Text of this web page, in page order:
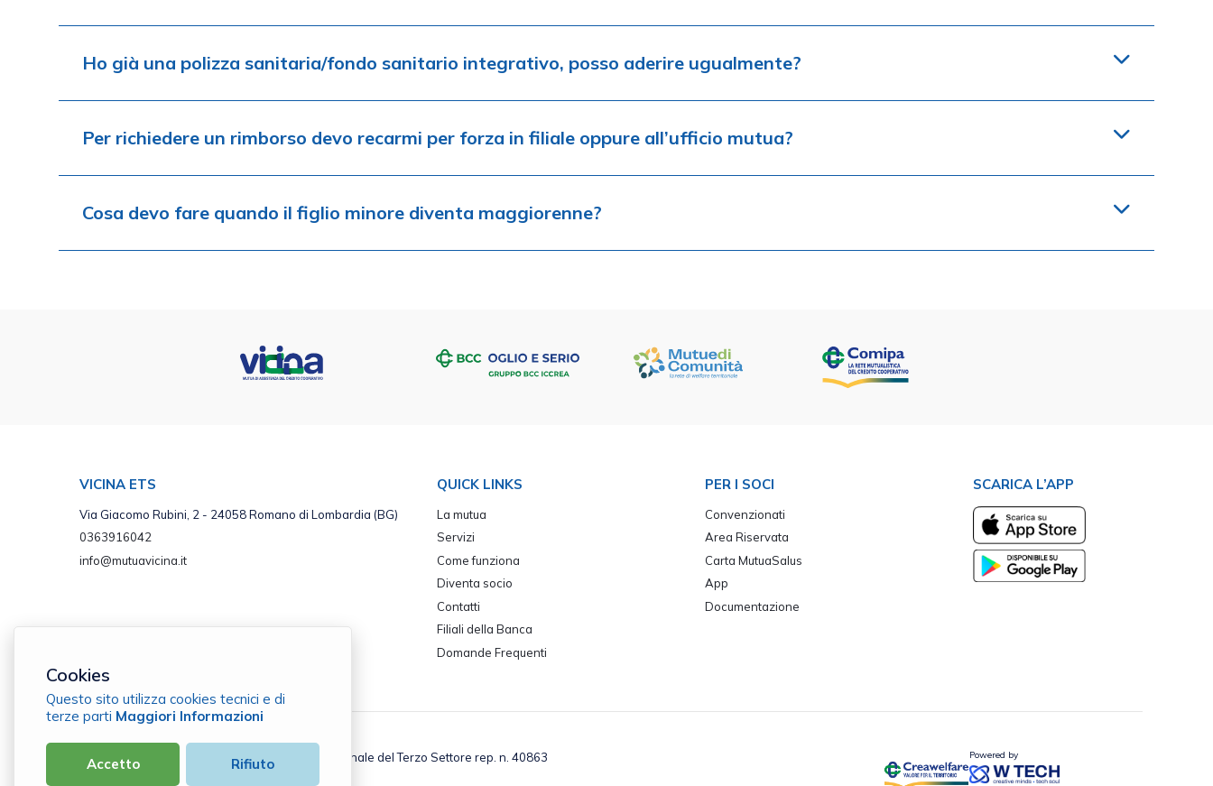
Ho già una polizza sanitaria/fondo sanitario integrativo, posso aderire ugualmente?
Per richiedere un rimborso devo recarmi per forza in filiale oppure all’ufficio mutua?
Cosa devo fare quando il figlio minore diventa maggiorenne?
VICINA ETS
Via Giacomo Rubini, 2 - 24058 Romano di Lombardia (BG)
0363916042
info@mutuavicina.it
QUICK LINKS
La mutua
Servizi
Come funziona
Diventa socio
Contatti
Filiali della Banca
Domande Frequenti
PER I SOCI
Convenzionati
Area Riservata
Carta MutuaSalus
App
Documentazione
SCARICA L’APP
Vicina ETS - Ente iscritto nel Registro Unico Nazionale del Terzo Settore rep. n. 40863
Powered by
Cookies
Questo sito utilizza cookies tecnici e di
terze parti Maggiori Informazioni
Accetto Rifiuto